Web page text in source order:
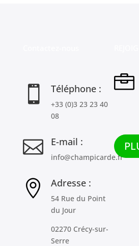
 Téléphone :
+33 (0)3 23 23 40
08
 E-mail :
info@champicarde.fr
 Adresse :
54 Rue du Point
du Jour
02270 Crécy-sur-
Serre
